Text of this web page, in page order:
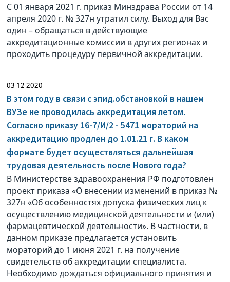
С 01 января 2021 г. приказ Минздрава России от 14
апреля 2020 г. № 327н утратил силу. Выход для Вас
один – обращаться в действующие
аккредитационные комиссии в других регионах и
проходить процедуру первичной аккредитации.
03 12 2020
В этом году в связи с эпид.обстановкой в нашем
ВУЗе не проводилась аккредитация летом.
Согласно приказу 16-7/И/2 - 5471 мораторий на
аккредитацию продлен до 1.01.21 г. В каком
формате будет осуществляться дальнейшая
трудовая деятельность после Нового года?
В Министерстве здравоохранения РФ подготовлен
проект приказа «О внесении изменений в приказ №
327н «Об особенностях допуска физических лиц к
осуществлению медицинской деятельности и (или)
фармацевтической деятельности». В частности, в
данном приказе предлагается установить
мораторий до 1 июня 2021 г. на получение
свидетельств об аккредитации специалиста.
Необходимо дождаться официального принятия и